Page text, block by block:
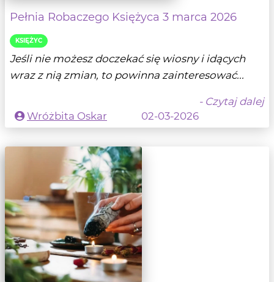
Pełnia Robaczego Księżyca 3 marca 2026
KSIĘŻYC
Jeśli nie możesz doczekać się wiosny i idących
wraz z nią zmian, to powinna zainteresować...
- Czytaj dalej
Wróżbita Oskar
02-03-2026